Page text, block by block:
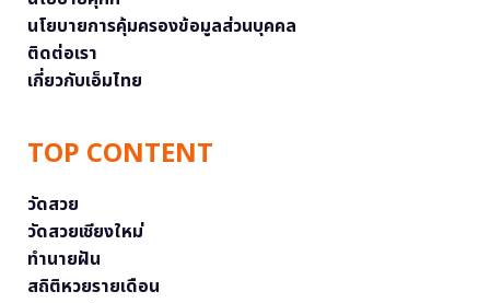
นโยบายการคุ้มครองข้อมูลส่วนบุคคล
ติดต่อเรา
เกี่ยวกับเอ็มไทย
TOP CONTENT
วัดสวย
วัดสวยเชียงใหม่
ทำนายฝัน
สถิติหวยรายเดือน